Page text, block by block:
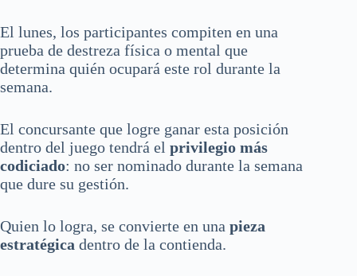
El lunes, los participantes compiten en una
prueba de destreza física o mental que
determina quién ocupará este rol durante la
semana.
El concursante que logre ganar esta posición
dentro del juego tendrá el privilegio más
codiciado: no ser nominado durante la semana
que dure su gestión.
Quien lo logra, se convierte en una pieza
estratégica dentro de la contienda.